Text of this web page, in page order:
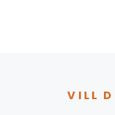
VILL